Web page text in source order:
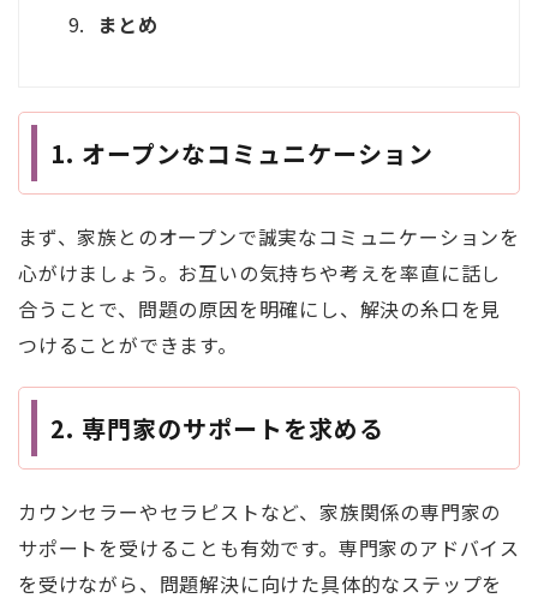
まとめ
1. オープンなコミュニケーション
まず、家族とのオープンで誠実なコミュニケーションを
心がけましょう。お互いの気持ちや考えを率直に話し
合うことで、問題の原因を明確にし、解決の糸口を見
つけることができます。
2. 専門家のサポートを求める
カウンセラーやセラピストなど、家族関係の専門家の
サポートを受けることも有効です。専門家のアドバイス
を受けながら、問題解決に向けた具体的なステップを